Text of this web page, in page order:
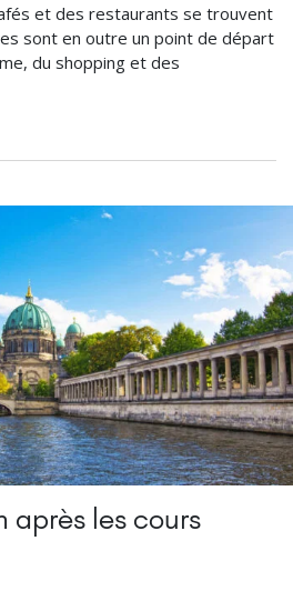
et des restaurants se trouvent
sont en outre un point de départ
du shopping et des
après les cours